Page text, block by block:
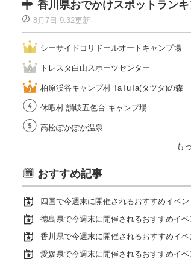
香川県おでかけスポットラン
8月7日 9:32更新
シーサイドコリドールオートキャンプ場
トレスタ白山スポーツセンター
柏原渓谷キャンプ村 TaTuTa(タツタ)の森
休暇村 讃岐五色台 キャンプ場
高松ぽかぽか温泉
も
おすすめ記事
四国で今週末に開催されるおすすめイベン
徳島県で今週末に開催されるおすすめイベ
香川県で今週末に開催されるおすすめイベ
愛媛県で今週末に開催されるおすすめイベ